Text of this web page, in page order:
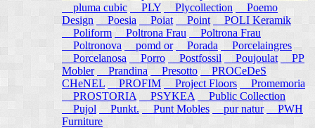
pluma cubic
PLY Plycollection
Poemo
Design
Poesia Poiat Point
POLI Keramik
Poliform
Poltrona Frau
Poltrona Frau
Poltronova
pomd or Porada
Porcelaingres
Porcelanosa
Porro Postfossil Poujoulat
PP
Mobler
Prandina Presotto
PROCeDeS
CHeNEL
PROFIM Project Floors
Promemoria
PROSTORIA
PSYKEA
Public Collection
Pujol
Punkt. Punt Mobles pur natur
PWH
Furniture